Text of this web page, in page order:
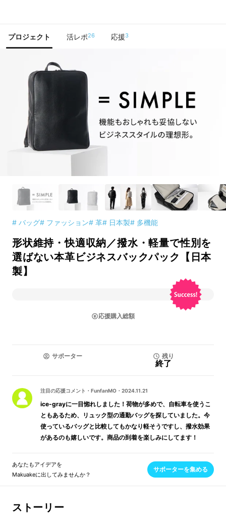
プロジェクト 活レポ26 応援3
# バッグ# ファッション# 革# 日本製# 多機能
形状維持・快適収納／撥水・軽量で性別を
選ばない本革ビジネスバックパック【日本
製】
応援購入総額
サポーター 残り
終了
注目の応援コメント ・ FunfanMO ・ 2024.11.21
ice-grayに一目惚れしました！荷物が多めで、自転車を使うこ
ともあるため、リュック型の通勤バッグを探していました。今
使っているバッグと比較してもかなり軽そうですし、撥水効果
があるのも嬉しいです。商品の到着を楽しみにしてます！
あなたもアイデアを
Makuakeに出してみませんか？
サポーターを集める
ストーリー